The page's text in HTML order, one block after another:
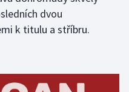
dvou
k titulu a stříbru.